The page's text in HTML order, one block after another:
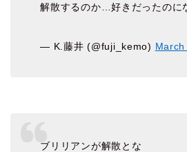
解散するのか…好きだったのに
— K.藤井 (@fuji_kemo)
ブリリアンが解散とな